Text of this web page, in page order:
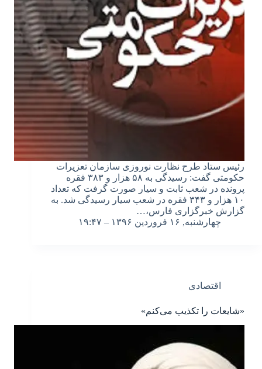
رئیس ستاد طرح نظارت نوروزی سازمان تعزیرات
حکومتی گفت: رسیدگی به ۵۸ هزار و ۳۸۳ فقره
پرونده در شعب ثابت و سیار صورت گرفت که تعداد
۱۰ هزار و ۳۴۳ فقره در شعب سیار رسیدگی شد. به
گزارش خبرگزاری فارس،…
چهارشنبه, ۱۶ فروردین ۱۳۹۶ – ۱۹:۴۷
اقتصادی
«شایعات را تکذیب می‌کنم»